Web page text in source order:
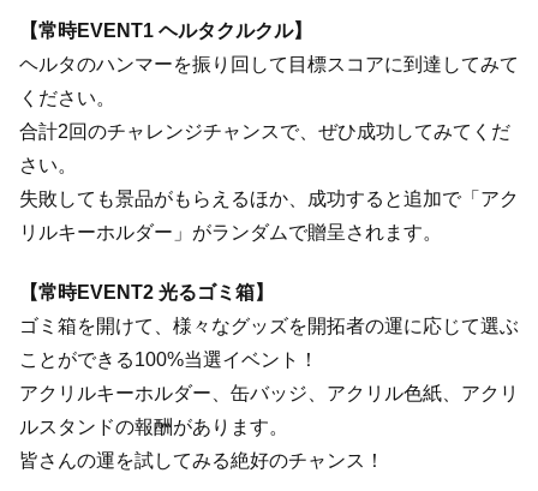
【常時EVENT1 ヘルタクルクル】
ヘルタのハンマーを振り回して目標スコアに到達してみて
ください。
合計2回のチャレンジチャンスで、ぜひ成功してみてくだ
さい。
失敗しても景品がもらえるほか、成功すると追加で「アク
リルキーホルダー」がランダムで贈呈されます。
【常時EVENT2 光るゴミ箱】
ゴミ箱を開けて、様々なグッズを開拓者の運に応じて選ぶ
ことができる100%当選イベント！
アクリルキーホルダー、缶バッジ、アクリル色紙、アクリ
ルスタンドの報酬があります。
皆さんの運を試してみる絶好のチャンス！